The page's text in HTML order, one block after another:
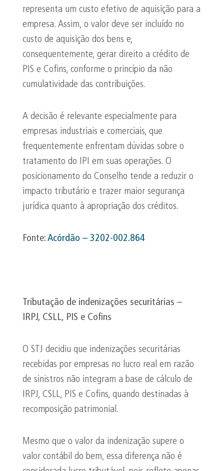
representa um custo efetivo de aquisição para a
empresa. Assim, o valor deve ser incluído no
custo de aquisição dos bens e,
consequentemente, gerar direito a crédito de
PIS e Cofins, conforme o princípio da não
cumulatividade das contribuições.
A decisão é relevante especialmente para
empresas industriais e comerciais, que
frequentemente enfrentam dúvidas sobre o
tratamento do IPI em suas operações. O
posicionamento do Conselho tende a reduzir o
impacto tributário e trazer maior segurança
jurídica quanto à apropriação dos créditos.
Fonte: Acórdão – 3202-002.864
Tributação de indenizações securitárias –
IRPJ, CSLL, PIS e Cofins
O STJ decidiu que indenizações securitárias
recebidas por empresas no lucro real em razão
de sinistros não integram a base de cálculo de
IRPJ, CSLL, PIS e Cofins, quando destinadas à
recomposição patrimonial.
Mesmo que o valor da indenização supere o
valor contábil do bem, essa diferença não é